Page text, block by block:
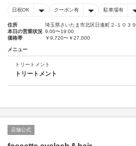
日祝OK クーポン有 駐車場有
住所
埼玉県さいたま市北区日進町２-１０３９
本日の営業状況 9:00〜19:00
価格帯
￥9,720〜￥27,000
メニュー
トリートメント
トリートメント
店舗公式